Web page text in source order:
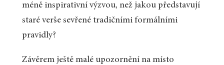
méně inspirativní výzvou, než jakou představují
staré verše sevřené tradičními formálními
pravidly?
Závěrem ještě malé upozornění na místo